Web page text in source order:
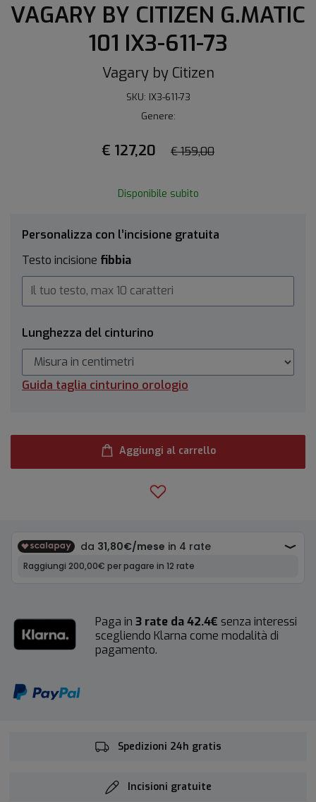
VAGARY BY CITIZEN G.MATIC
101 IX3-611-73
Vagary by Citizen
SKU: IX3-611-73
Genere:
€ 127,20 € 159,00
Disponibile subito
Personalizza con l’incisione gratuita
Testo incisione fibbia
Lunghezza del cinturino
Guida taglia cinturino orologio
Aggiungi al carrello
Paga in 3 rate da 42.4€ senza interessi
scegliendo Klarna come modalità di
pagamento.
Spedizioni 24h gratis
Incisioni gratuite